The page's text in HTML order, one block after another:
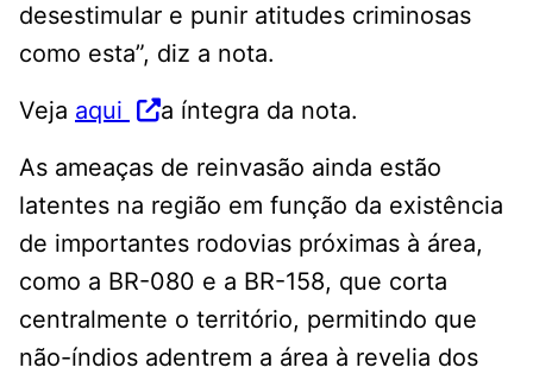
desestimular e punir atitudes criminosas
como esta”, diz a nota.
Veja aqui
a íntegra da nota.
As ameaças de reinvasão ainda estão
latentes na região em função da existência
de importantes rodovias próximas à área,
como a BR-080 e a BR-158, que corta
centralmente o território, permitindo que
não-índios adentrem a área à revelia dos